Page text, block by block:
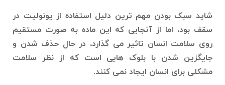
شاید سبک بودن مهم ترین دلیل استفاده از یونولیت در
سقف بود، اما از آنجایی که این ماده به صورت مستقیم
روی سلامت انسان تاثیر می گذارد، در حال حذف شدن و
جایگزین شدن با بلوک هایی است که از نظر سلامت
مشکلی برای انسان ایجاد نمی کنند.